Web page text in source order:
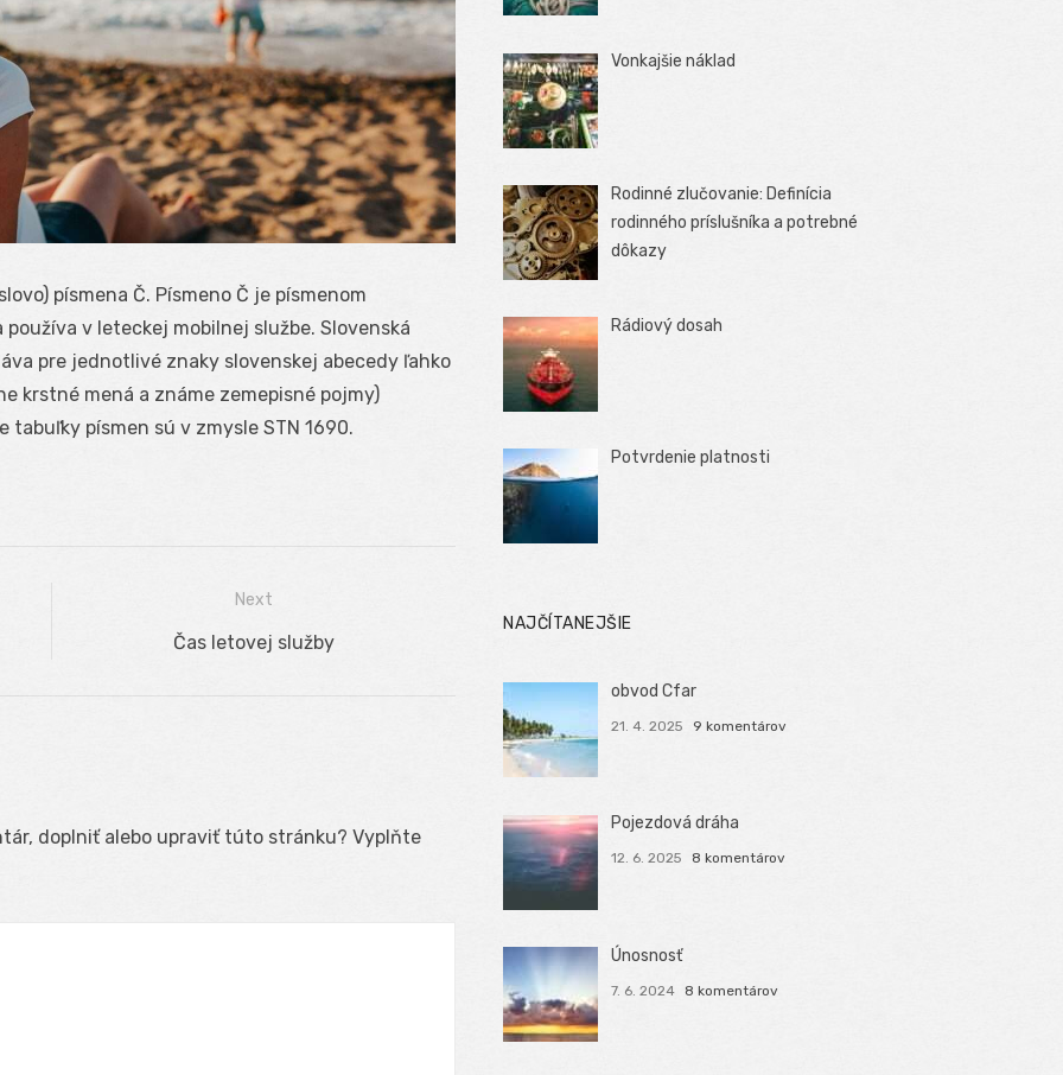
písmena Č. Písmeno Č je písmenom
v leteckej mobilnej službe. Slovenská
pre jednotlivé znaky slovenskej abecedy ľahko
krstné mená a známe zemepisné pojmy)
písmen sú v zmysle STN 1690.
Next
Next
Čas letovej služby
doplniť alebo upraviť túto stránku? Vyplňte
Vonkajšie náklad
Rodinné zlučovanie: Definícia
rodinného príslušníka a potrebné
dôkazy
Rádiový dosah
Potvrdenie platnosti
NAJČÍTANEJŠIE
obvod Cfar
21. 4. 2025 9 komentárov
Pojezdová dráha
12. 6. 2025 8 komentárov
Únosnosť
7. 6. 2024 8 komentárov